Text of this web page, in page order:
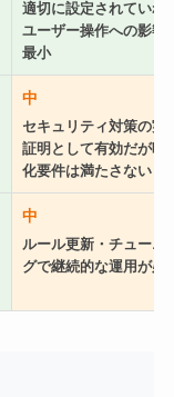
適切に設定されていれ
ユーザー操作への影響
最小
中
セキュリティ対策の実
証明として有効だが暗
化要件は満たさない
中
ルール更新・チューニ
グで継続的な運用が必